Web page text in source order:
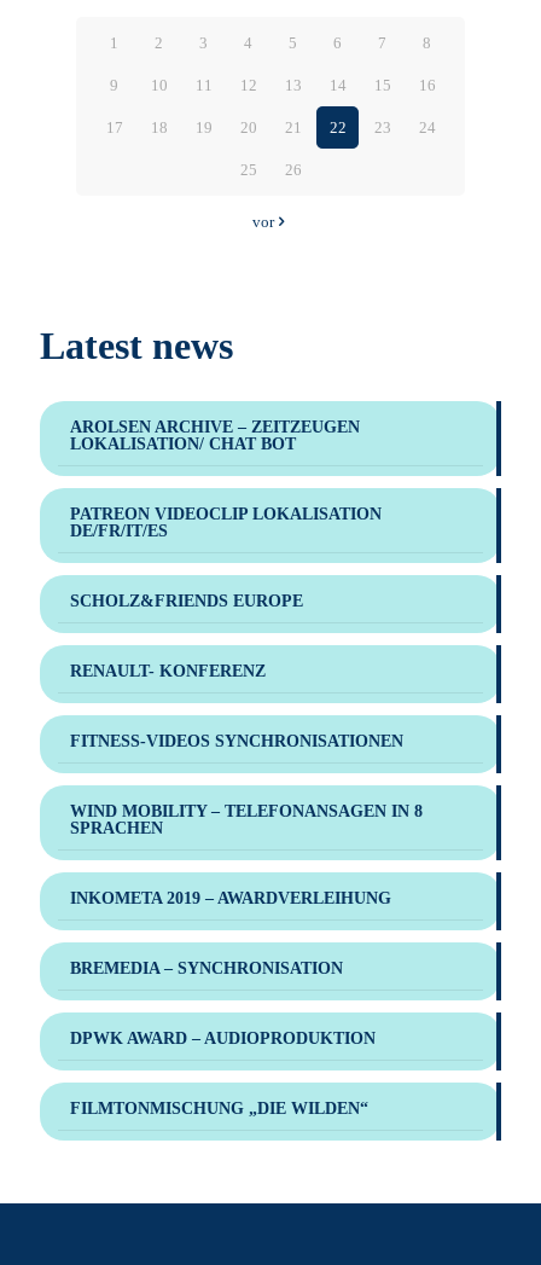
1 2 3 4 5 6 7 8
9 10 11 12 13 14 15 16
17 18 19 20 21 22 23 24
25 26
vor
Latest news
AROLSEN ARCHIVE – ZEITZEUGEN
LOKALISATION/ CHAT BOT
PATREON VIDEOCLIP LOKALISATION
DE/FR/IT/ES
SCHOLZ&FRIENDS EUROPE
RENAULT- KONFERENZ
FITNESS-VIDEOS SYNCHRONISATIONEN
WIND MOBILITY – TELEFONANSAGEN IN 8
SPRACHEN
INKOMETA 2019 – AWARDVERLEIHUNG
BREMEDIA – SYNCHRONISATION
DPWK AWARD – AUDIOPRODUKTION
FILMTONMISCHUNG „DIE WILDEN“